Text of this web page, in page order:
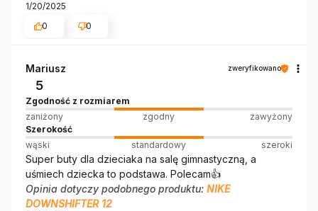
1/20/2025
0
0
Mariusz zweryfikowano
5
Zgodność z rozmiarem
zaniżony
zgodny
zawyżony
Szerokość
wąski
standardowy szeroki
Super buty dla dzieciaka na salę gimnastyczną, a
uśmiech dziecka to podstawa. Polecam👍️
Opinia dotyczy podobnego produktu: NIKE
DOWNSHIFTER 12